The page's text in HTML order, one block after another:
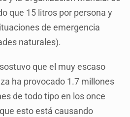
que 15 litros por persona y
de emergencia
naturales).
que el muy escaso
ha provocado 1.7 millones
de todo tipo en los once
esto está causando